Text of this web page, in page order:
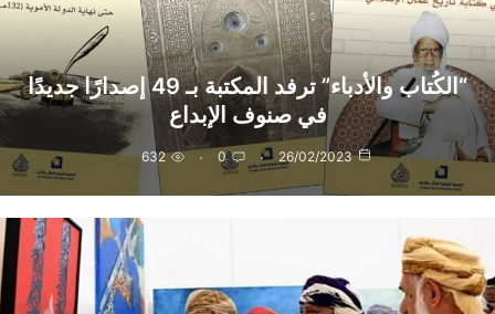
“الكُتاب والأدباء” ترفد المكتبة بـ 49 إصدارًا جديدًا
في صنوف الإبداع
26/02/2023
0
632